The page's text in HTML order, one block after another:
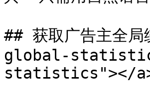
## 获取广告主
global-
statistics"></